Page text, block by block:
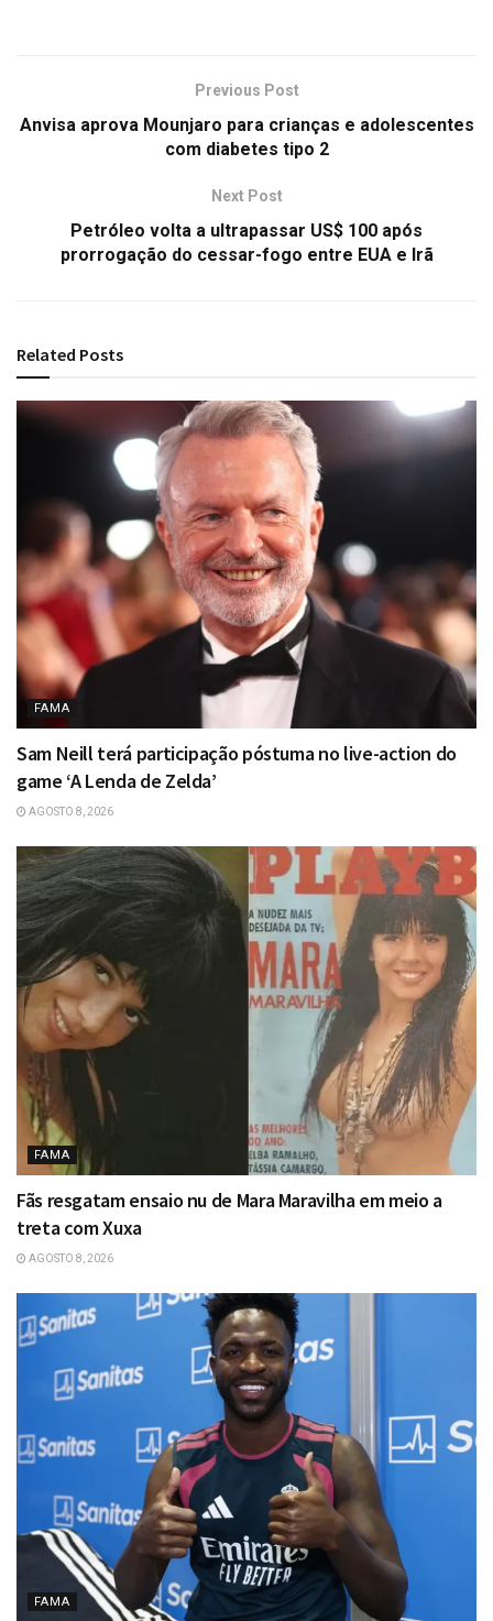
Previous Post
Anvisa aprova Mounjaro para crianças e adolescentes
com diabetes tipo 2
Next Post
Petróleo volta a ultrapassar US$ 100 após
prorrogação do cessar-fogo entre EUA e Irã
Related Posts
FAMA
Sam Neill terá participação póstuma no live-action do
game ‘A Lenda de Zelda’
AGOSTO 8, 2026
FAMA
Fãs resgatam ensaio nu de Mara Maravilha em meio a
treta com Xuxa
AGOSTO 8, 2026
FAMA